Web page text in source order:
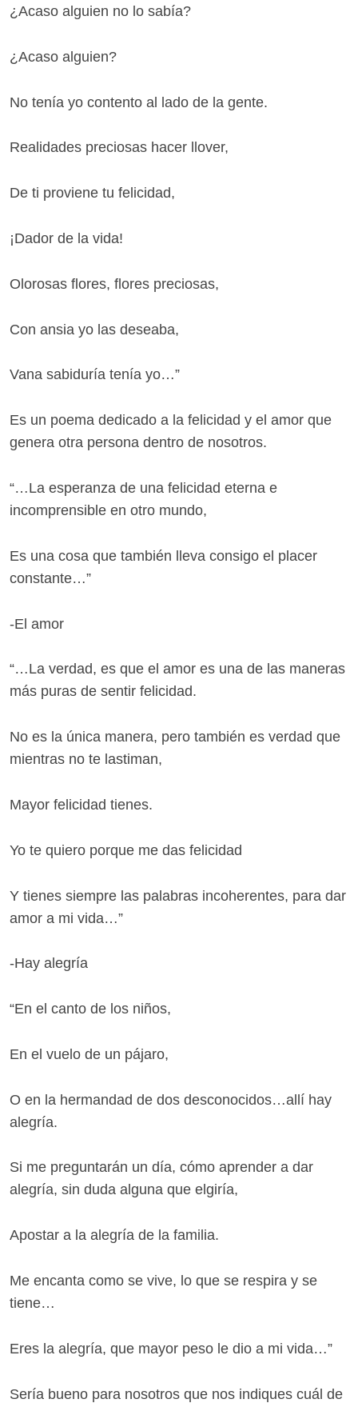
¿Acaso alguien no lo sabía?
¿Acaso alguien?
No tenía yo contento al lado de la gente.
Realidades preciosas hacer llover,
De ti proviene tu felicidad,
¡Dador de la vida!
Olorosas flores, flores preciosas,
Con ansia yo las deseaba,
Vana sabiduría tenía yo…”
Es un poema dedicado a la felicidad y el amor que
genera otra persona dentro de nosotros.
“…La esperanza de una felicidad eterna e
incomprensible en otro mundo,
Es una cosa que también lleva consigo el placer
constante…”
-El amor
“…La verdad, es que el amor es una de las maneras
más puras de sentir felicidad.
No es la única manera, pero también es verdad que
mientras no te lastiman,
Mayor felicidad tienes.
Yo te quiero porque me das felicidad
Y tienes siempre las palabras incoherentes, para dar
amor a mi vida…”
-Hay alegría
“En el canto de los niños,
En el vuelo de un pájaro,
O en la hermandad de dos desconocidos…allí hay
alegría.
Si me preguntarán un día, cómo aprender a dar
alegría, sin duda alguna que elgiría,
Apostar a la alegría de la familia.
Me encanta como se vive, lo que se respira y se
tiene…
Eres la alegría, que mayor peso le dio a mi vida…”
Sería bueno para nosotros que nos indiques cuál de